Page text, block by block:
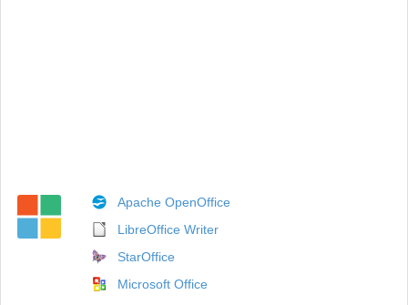
Apache OpenOffice
LibreOffice Writer
StarOffice
Microsoft Office